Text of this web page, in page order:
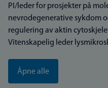
PI/leder for prosjekter på
nevrodegenerative sykdom
regulering av aktin
Vitenskapelig leder
Åpne alle